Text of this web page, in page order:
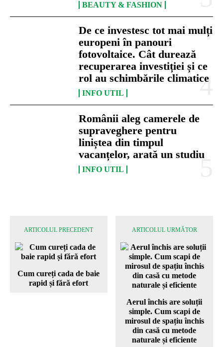
BEAUTY & FASHION
De ce investesc tot mai mulți
europeni în panouri
fotovoltaice. Cât durează
recuperarea investiției și ce
rol au schimbările climatice
INFO UTIL
Românii aleg camerele de
supraveghere pentru
liniștea din timpul
vacanțelor, arată un studiu
INFO UTIL
ARTICOLUL PRECEDENT
Cum cureți cada de baie
rapid și fără efort
ARTICOLUL URMĂTOR
Aerul închis are soluții
simple. Cum scapi de
mirosul de spațiu închis
din casă cu metode
naturale și eficiente